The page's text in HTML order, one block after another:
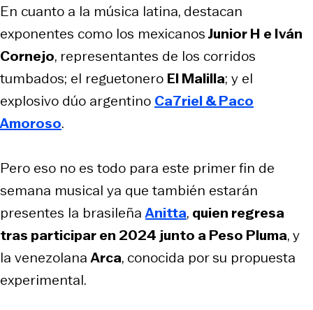
En cuanto a la música latina, destacan
exponentes como los mexicanosJunior H e Iván
Cornejo, representantes de los corridos
tumbados; el reguetonero El Malilla; y el
explosivo dúo argentino Ca7riel & Paco
Amoroso.
Pero eso no es todo para este primer fin de
semana musical ya que también estarán
presentes la brasileñaAnitta, quien regresa
tras participar en 2024 junto a Peso Pluma, y
la venezolanaArca, conocida por su propuesta
experimental.